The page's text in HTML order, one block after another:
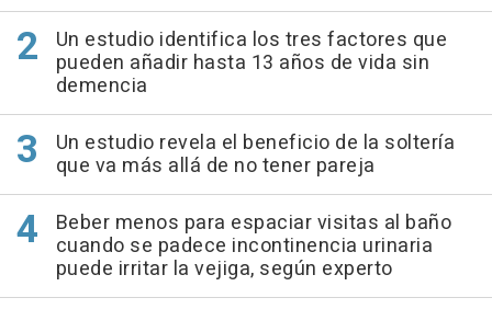
Un estudio identifica los tres factores que
pueden añadir hasta 13 años de vida sin
demencia
Un estudio revela el beneficio de la soltería
que va más allá de no tener pareja
Beber menos para espaciar visitas al baño
cuando se padece incontinencia urinaria
puede irritar la vejiga, según experto